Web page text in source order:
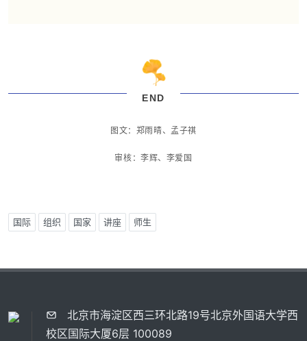
END
图文：郑雨晴、孟子祺
审核：李辉、李爱国
国际 组织 国家 讲座 师生
北京市海淀区西三环北路19号北京外国语大学西
校区国际大厦6层 100089